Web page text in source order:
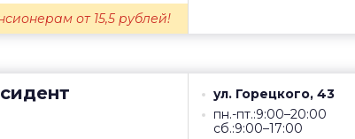
от 15,5 рублей!
ул. Горецкого, 43
пн.-пт.:9:00–20:00
сб.:9:00–17:00